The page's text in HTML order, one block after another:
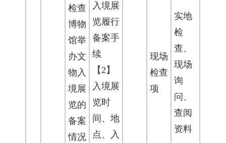
检查
博物
馆举
办文
物入
境展
览的
备案
情况
入境展
览履行
备案手
续
【2】
入境展
览时
间、地
点、入
现场
检查
项
实地
检
查、
现场
询
问、
查阅
资料